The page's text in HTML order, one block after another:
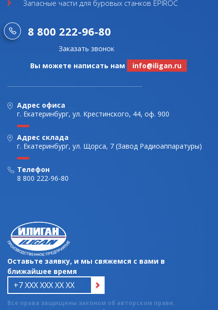
Запасные части для буровых станков EPIROC
8 800 222-96-80
Заказать звонок
Вы можете написать нам
info@iligan.ru
Адрес офиса
г. Екатеринбург, ул. Крестинского, 44, оф. 900
Адрес склада
г. Екатеринбург, ул. Щорса, 7 (Завод Радиоаппаратуры)
Телефон
8 800 222-96-80
Оставьте заявку, и мы свяжемся с вами в
ближайшее время
Все права защищены законом об авторском праве.